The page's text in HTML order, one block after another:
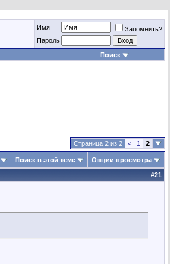
Имя
Запомнить?
Пароль
Поиск
Страница 2 из 2 < 1 2
Поиск в этой теме Опции просмотра
#21